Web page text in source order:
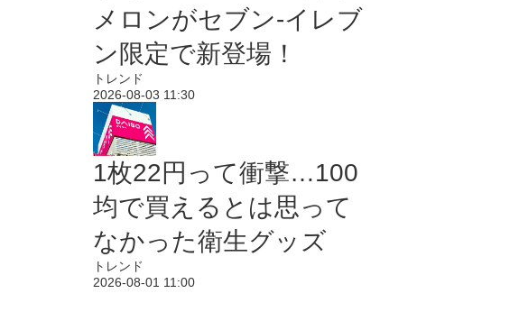
メロンがセブン‐イレブ
ン限定で新登場！
トレンド
2026-08-03 11:30
1枚22円って衝撃…100
均で買えるとは思って
なかった衛生グッズ
トレンド
2026-08-01 11:00